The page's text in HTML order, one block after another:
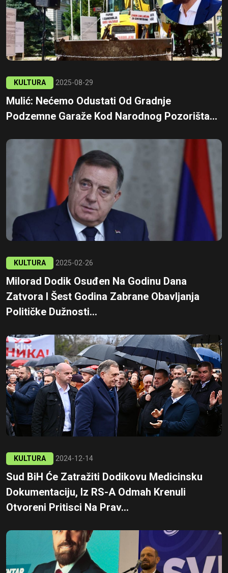
KULTURA 2025-08-29
Mulić: Nećemo Odustati Od Gradnje
Podzemne Garaže Kod Narodnog Pozorišta...
KULTURA 2025-02-26
Milorad Dodik Osuđen Na Godinu Dana
Zatvora I Šest Godina Zabrane Obavljanja
Političke Dužnosti...
KULTURA 2024-12-14
Sud BiH Će Zatražiti Dodikovu Medicinsku
Dokumentaciju, Iz RS-A Odmah Krenuli
Otvoreni Pritisci Na Prav...